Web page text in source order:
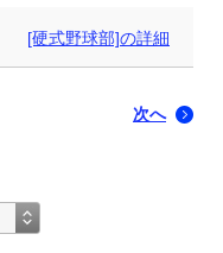
[硬式野球部]の詳細
次へ